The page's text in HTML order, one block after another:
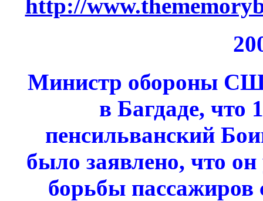
http://
Министр обороны
в Багдаде, что
пенсильванский
было заявлено, что
борьбы пассажиров